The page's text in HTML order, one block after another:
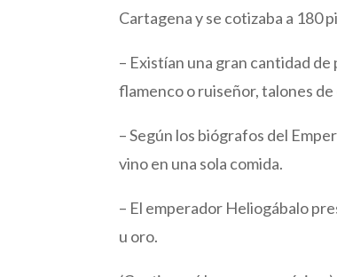
Cartagena y se cotizaba a 180
– Existían una gran cantidad
flamenco o ruiseñor, talones
– Según los biógrafos del
vino en una sola comida.
– El emperador Heliogábalo
u oro.